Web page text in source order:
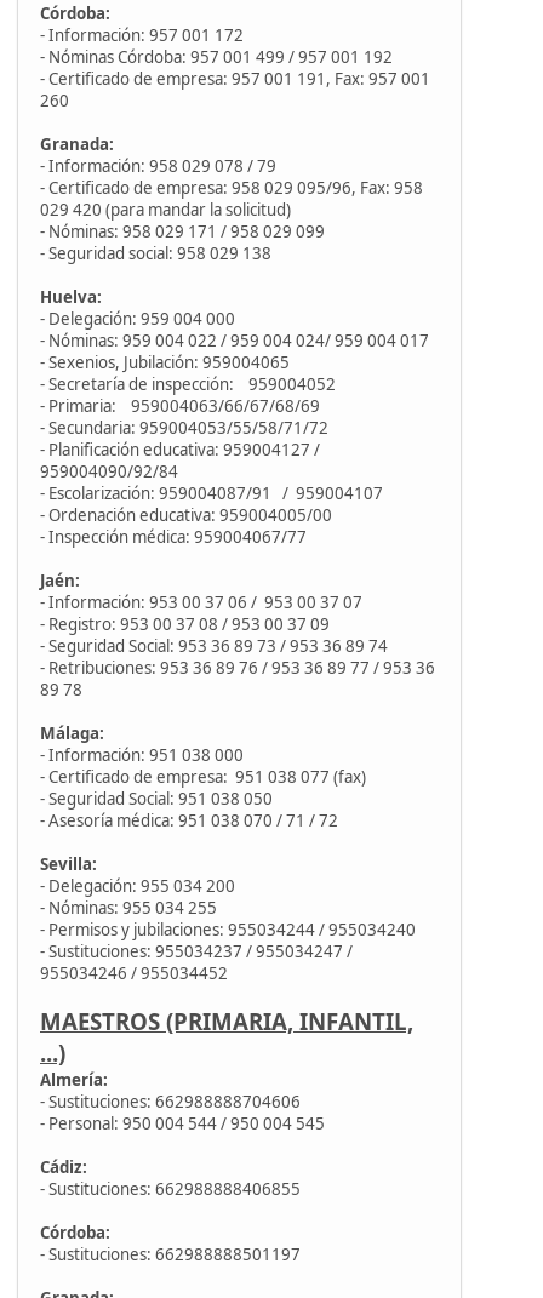
Córdoba:
- Información: 957 001 172
- Nóminas Córdoba: 957 001 499 / 957 001 192
- Certificado de empresa: 957 001 191, Fax: 957 001
260
Granada:
- Información: 958 029 078 / 79
- Certificado de empresa: 958 029 095/96, Fax: 958
029 420 (para mandar la solicitud)
- Nóminas: 958 029 171 / 958 029 099
- Seguridad social: 958 029 138
Huelva:
- Delegación: 959 004 000
- Nóminas: 959 004 022 / 959 004 024/ 959 004 017
- Sexenios, Jubilación: 959004065
- Secretaría de inspección: 959004052
- Primaria: 959004063/66/67/68/69
- Secundaria: 959004053/55/58/71/72
- Planificación educativa: 959004127 /
959004090/92/84
- Escolarización: 959004087/91 / 959004107
- Ordenación educativa: 959004005/00
- Inspección médica: 959004067/77
Jaén:
- Información: 953 00 37 06 / 953 00 37 07
- Registro: 953 00 37 08 / 953 00 37 09
- Seguridad Social: 953 36 89 73 / 953 36 89 74
- Retribuciones: 953 36 89 76 / 953 36 89 77 / 953 36
89 78
Málaga:
- Información: 951 038 000
- Certificado de empresa: 951 038 077 (fax)
- Seguridad Social: 951 038 050
- Asesoría médica: 951 038 070 / 71 / 72
Sevilla:
- Delegación: 955 034 200
- Nóminas: 955 034 255
- Permisos y jubilaciones: 955034244 / 955034240
- Sustituciones: 955034237 / 955034247 /
955034246 / 955034452
MAESTROS (PRIMARIA, INFANTIL,
...)
Almería:
- Sustituciones: 662988888704606
- Personal: 950 004 544 / 950 004 545
Cádiz:
- Sustituciones: 662988888406855
Córdoba:
- Sustituciones: 662988888501197